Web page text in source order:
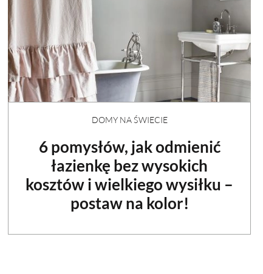
DOMY NA ŚWIECIE
6 pomysłów, jak odmienić
łazienkę bez wysokich
kosztów i wielkiego wysiłku –
postaw na kolor!